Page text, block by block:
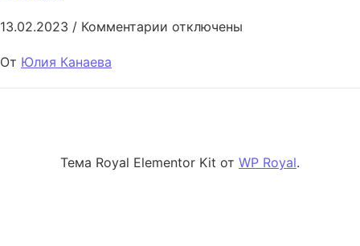
13.02.2023 / Комментарии к записи Организация
отключены
От Юлия Канаева
Тема Royal Elementor Kit от WP Royal.